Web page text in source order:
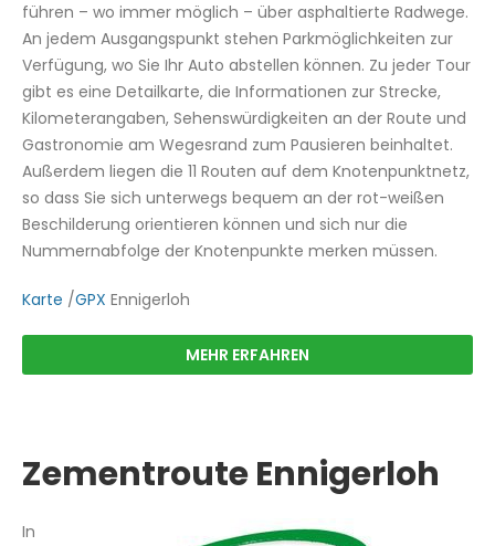
führen – wo immer möglich – über asphaltierte Radwege.
An jedem Ausgangspunkt stehen Parkmöglichkeiten zur
Verfügung, wo Sie Ihr Auto abstellen können. Zu jeder Tour
gibt es eine Detailkarte, die Informationen zur Strecke,
Kilometerangaben, Sehenswürdigkeiten an der Route und
Gastronomie am Wegesrand zum Pausieren beinhaltet.
Außerdem liegen die 11 Routen auf dem Knotenpunktnetz,
so dass Sie sich unterwegs bequem an der rot-weißen
Beschilderung orientieren können und sich nur die
Nummernabfolge der Knotenpunkte merken müssen.
Karte /GPX Ennigerloh
MEHR ERFAHREN
Zementroute Ennigerloh
In